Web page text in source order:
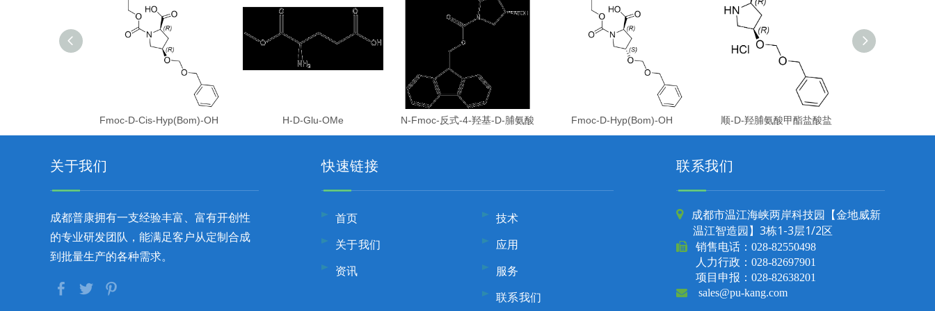
Fmoc-D-Cis-Hyp(Bom)-OH H-D-Glu-OMe N-Fmoc-反式-4-羟基-D-脯氨酸 Fmoc-D-Hyp(Bom)-OH 顺-D-羟脯氨酸甲酯盐酸盐
关于我们
成都普康拥有一支经验丰富、富有开创性
的专业研发团队，能满足客户从定制合成
到批量生产的各种需求。
快速链接
首页
关于我们
资讯
技术
应用
服务
联系我们
联系我们

成都市温江海峡两岸科技园【金地威新
温江智造园】3栋1-3层1/2区
 销售电话： 028-82550498
人力行政：028-82697901
项目申报：028-82638201
 sales@pu-kang.com